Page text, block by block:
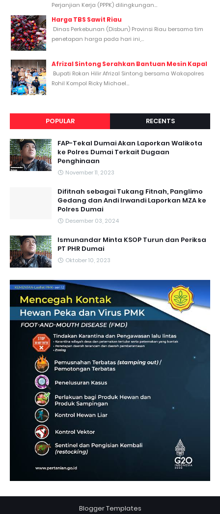
Perjanjian Kerja (PPPK) dilingkungan...
Harga TBS Sawit Riau
Dinas Perkebunan (Disbun) Provinsi Riau bersama tim
penetapan harga pada hari ini,...
Afrizal Sintong Serahkan Bantuan Mesin Kapal
Bupati Rokan Hilir Afrizal Sintong bersama Wakapolres
Rohil Kompol Ricky Michael...
POPULAR RECENTS
FAP-Tekal Dumai Akan Laporkan Walikota
ke Polres Dumai Terkait Dugaan
Penghinaan
November 11, 2023
Difitnah sebagai Tukang Fitnah, Panglimo
Gedang dan Andi Irwandi Laporkan MZA ke
Polres Dumai
Desember 03, 2024
Ismunandar Minta KSOP Turun dan Periksa
PT PHR Dumai
Oktober 10, 2023
Blogger Templates